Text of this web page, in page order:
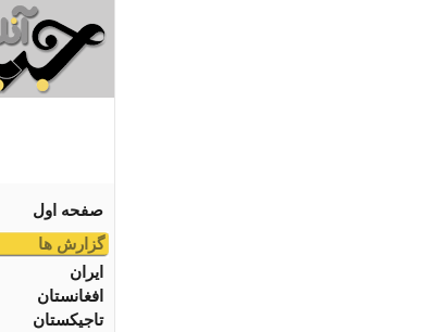
صفحه اول
گزارش ها
ایران
افغانستان
تاجیکستان